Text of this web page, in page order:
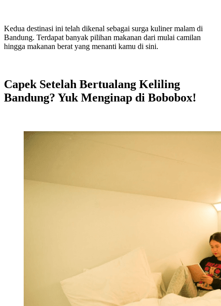
Kedua destinasi ini telah dikenal sebagai surga kuliner malam di
Bandung. Terdapat banyak pilihan makanan dari mulai camilan
hingga makanan berat yang menanti kamu di sini.
Capek Setelah Bertualang Keliling
Bandung? Yuk Menginap di Bobobox!